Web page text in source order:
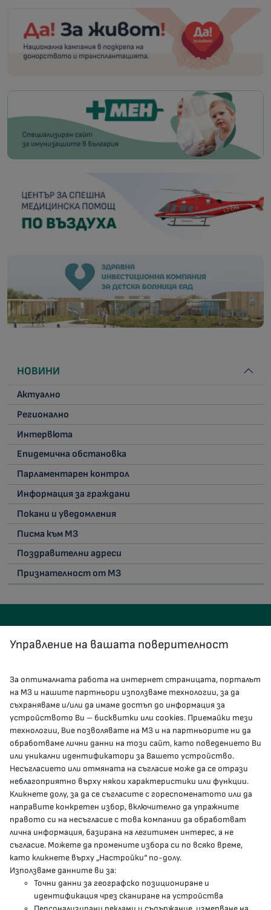
НОВИНИ
Актуално
Регионално
Интервюта
Епидемична обстановка
Парламентарен контрол
Информация за граждани
Покани и уведомления
Писма към МЗ
Поздравителни адреси
Признателност от МЗ
КОНТАКТИ
гр.София, 1000, пл. „Света Неделя“ №5
delovodstvo@mh.government.bg
presscenter@mh.government.bg
МЗ В СОЦИАЛНИТЕ МРЕЖИ
Facebook страница
Instragram профил
YouTube канал
Управление на вашата поверителност
За оптималната работа на интернет страницата, порталът
на МЗ и нашите партньори използваме технологии, за да
съхраняваме и/или да имаме достъп до информация за
устройството Ви – бисквитки или cookies. Приемайки тези
технологии, Вие позволявате на МЗ и на партньорите ни да
обработваме лични данни на този сайт, като поведението Ви
или уникални идентификатори за Вашето устройство.
Несъгласието или отмяната на съгласие може да се отрази
неблагоприятно върху някои характеристики или функции.
Кликнете долу, за да се съгласите с гореспоменатото или да
направите конкретен избор, включително да упражните
правото си на несъгласие с това компании да обработват
лична информация, базирана на легитимен интерес, а не
съгласие. Можете да промените избора си по всяко време,
като кликнете върху „Настройки“ по-долу.
Използваме данните ви за:
Точни данни за географско позициониране и
идентификация чрез сканиране на устройства